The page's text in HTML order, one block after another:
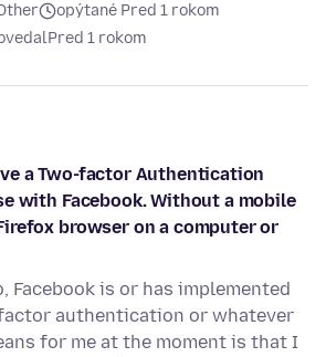
opýtané Pred 1 rokom
Pred 1 rokom
a Two-factor Authentication
with Facebook. Without a mobile
browser on a computer or
Facebook is or has implemented
authentication or whatever
for me at the moment is that I